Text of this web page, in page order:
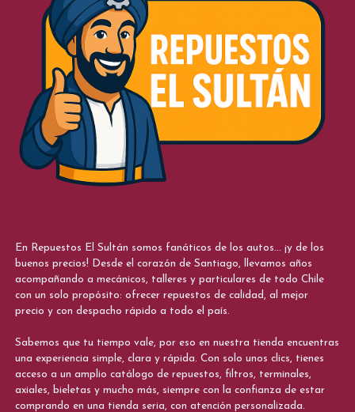
En Repuestos El Sultán somos fanáticos de los autos... ¡y de los
buenos precios! Desde el corazón de Santiago, llevamos años
acompañando a mecánicos, talleres y particulares de todo Chile
con un solo propósito: ofrecer repuestos de calidad, al mejor
precio y con despacho rápido a todo el país.
Sabemos que tu tiempo vale, por eso en nuestra tienda encuentras
una experiencia simple, clara y rápida. Con solo unos clics, tienes
acceso a un amplio catálogo de repuestos, filtros, terminales,
axiales, bieletas y mucho más, siempre con la confianza de estar
comprando en una tienda seria, con atención personalizada.